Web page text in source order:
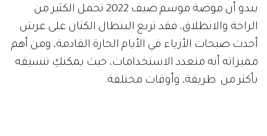
يبدو أن موضة موسم صيف 2022 تحمل الكثير من
الراحة والانطلاق، فقد تربع البنطال الكتان على عرش
أحدث صيحات الأزياء في الأيام الحارة القادمة، ومن أهم
مميزاته أنه متعدد الاستخدامات، حيث يمكنكِ تنسيقه
بأكثر من طريقة، وأوقات مختلفة.